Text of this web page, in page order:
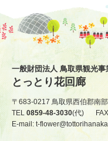
一般財団法人 鳥取県観光事
とっとり花回廊
〒683-0217 鳥取県西伯郡南
TEL 0859-48-3030(代)
E-mail: t-